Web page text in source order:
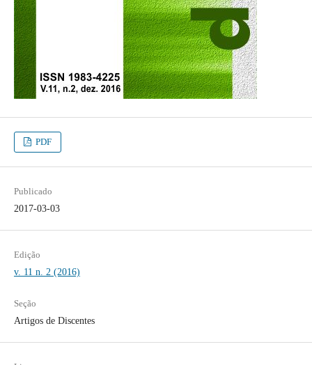
PDF
Publicado
2017-03-03
Edição
v. 11 n. 2 (2016)
Seção
Artigos de Discentes